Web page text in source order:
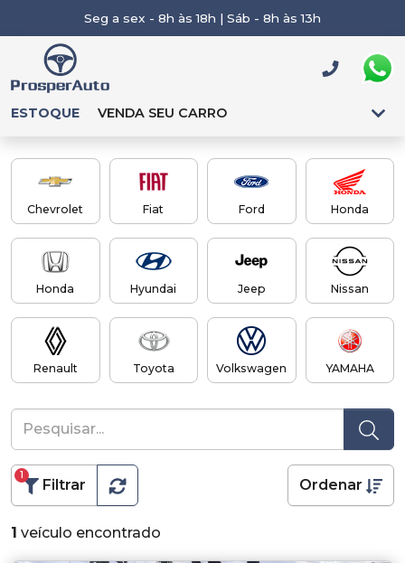
Seg a sex - 8h às 18h | Sáb - 8h às 13h
ESTOQUE VENDA SEU CARRO
Chevrolet Fiat Ford Honda
Honda Hyundai Jeep Nissan
Renault Toyota Volkswagen YAMAHA
Filtrar
1
Ordenar
1 veículo encontrado